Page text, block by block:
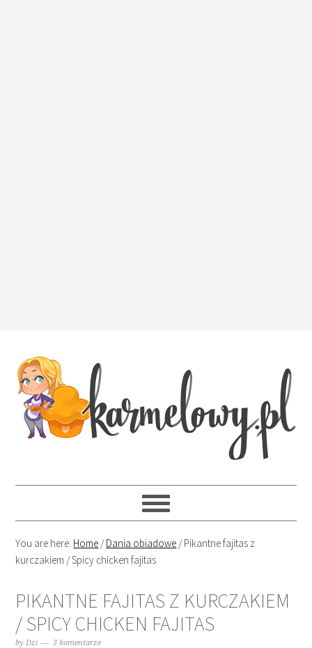
You are here: Home /Dania obiadowe /Pikantne fajitas z
kurczakiem / Spicy chicken fajitas
PIKANTNE FAJITAS Z KURCZAKIEM
/ SPICY CHICKEN FAJITAS
byDzi 3 komentarze